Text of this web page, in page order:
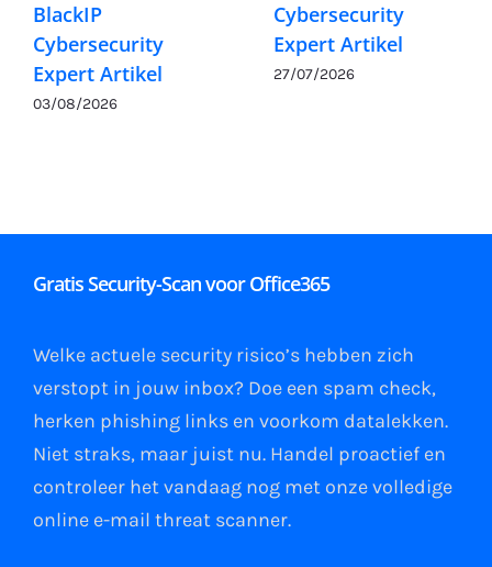
BlackIP
Cybersecurity
Expert Artikel
03/08/2026
Cybersecurity
Expert Artikel
27/07/2026
Gratis Security-Scan voor Office365
Welke actuele security risico’s hebben zich
verstopt in jouw inbox? Doe een spam check,
herken phishing linksen voorkom datalekken.
Niet straks, maar juist nu. Handel proactief en
controleer het vandaag nog met onze volledige
online e-mail threat scanner.